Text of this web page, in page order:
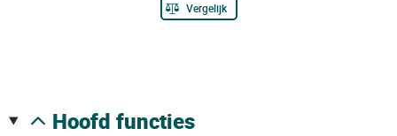
Vergelijk
hoofd functies